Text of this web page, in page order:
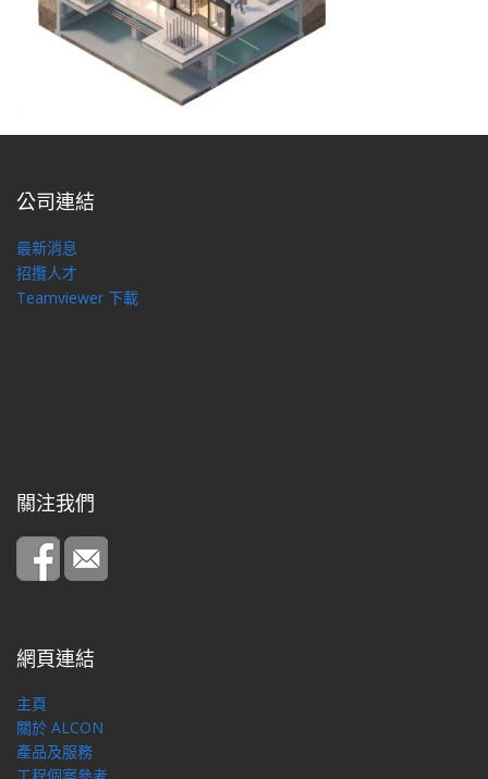
公司連結
最新消息
招攬人才
Teamviewer 下載
關注我們
網頁連結
主頁
關於 ALCON
產品及服務